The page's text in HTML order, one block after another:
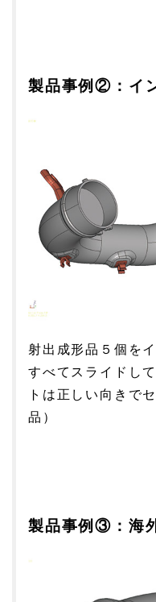
製品事例②： イ
射出成形品５個を
すべてスライドし
トは正しい向きで
品）
製品事例③： 海